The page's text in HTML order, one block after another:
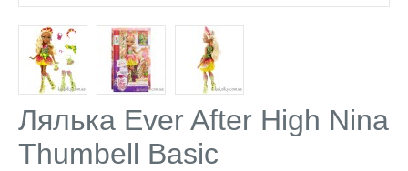
Лялька Ever After High Nina
Thumbell Basic